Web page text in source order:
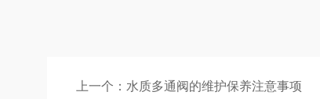
上一个： 水质多通阀的维护保养注意事项